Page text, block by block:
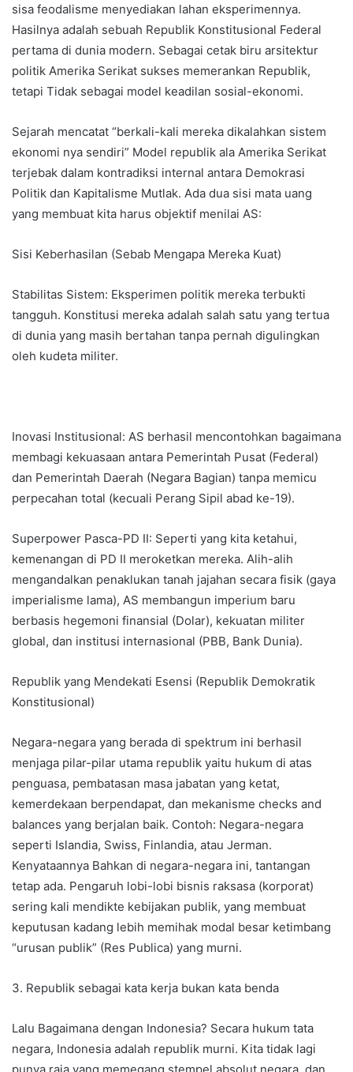
sisa feodalisme menyediakan lahan eksperimennya.
Hasilnya adalah sebuah Republik Konstitusional Federal
pertama di dunia modern. Sebagai cetak biru arsitektur
politik Amerika Serikat sukses memerankan Republik,
tetapi Tidak sebagai model keadilan sosial-ekonomi.
Sejarah mencatat “berkali-kali mereka dikalahkan sistem
ekonomi nya sendiri” Model republik ala Amerika Serikat
terjebak dalam kontradiksi internal antara Demokrasi
Politik dan Kapitalisme Mutlak. Ada dua sisi mata uang
yang membuat kita harus objektif menilai AS:
Sisi Keberhasilan (Sebab Mengapa Mereka Kuat)
Stabilitas Sistem: Eksperimen politik mereka terbukti
tangguh. Konstitusi mereka adalah salah satu yang tertua
di dunia yang masih bertahan tanpa pernah digulingkan
oleh kudeta militer.
Inovasi Institusional: AS berhasil mencontohkan bagaimana
membagi kekuasaan antara Pemerintah Pusat (Federal)
dan Pemerintah Daerah (Negara Bagian) tanpa memicu
perpecahan total (kecuali Perang Sipil abad ke-19).
Superpower Pasca-PD II: Seperti yang kita ketahui,
kemenangan di PD II meroketkan mereka. Alih-alih
mengandalkan penaklukan tanah jajahan secara fisik (gaya
imperialisme lama), AS membangun imperium baru
berbasis hegemoni finansial (Dolar), kekuatan militer
global, dan institusi internasional (PBB, Bank Dunia).
Republik yang Mendekati Esensi (Republik Demokratik
Konstitusional)
Negara-negara yang berada di spektrum ini berhasil
menjaga pilar-pilar utama republik yaitu hukum di atas
penguasa, pembatasan masa jabatan yang ketat,
kemerdekaan berpendapat, dan mekanisme checks and
balances yang berjalan baik. Contoh: Negara-negara
seperti Islandia, Swiss, Finlandia, atau Jerman.
Kenyataannya Bahkan di negara-negara ini, tantangan
tetap ada. Pengaruh lobi-lobi bisnis raksasa (korporat)
sering kali mendikte kebijakan publik, yang membuat
keputusan kadang lebih memihak modal besar ketimbang
“urusan publik” (Res Publica) yang murni.
3. Republik sebagai kata kerja bukan kata benda
Lalu Bagaimana dengan Indonesia? Secara hukum tata
negara, Indonesia adalah republik murni. Kita tidak lagi